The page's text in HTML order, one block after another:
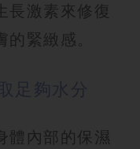
長激素來修復
緊緻感。
體內部的保濕